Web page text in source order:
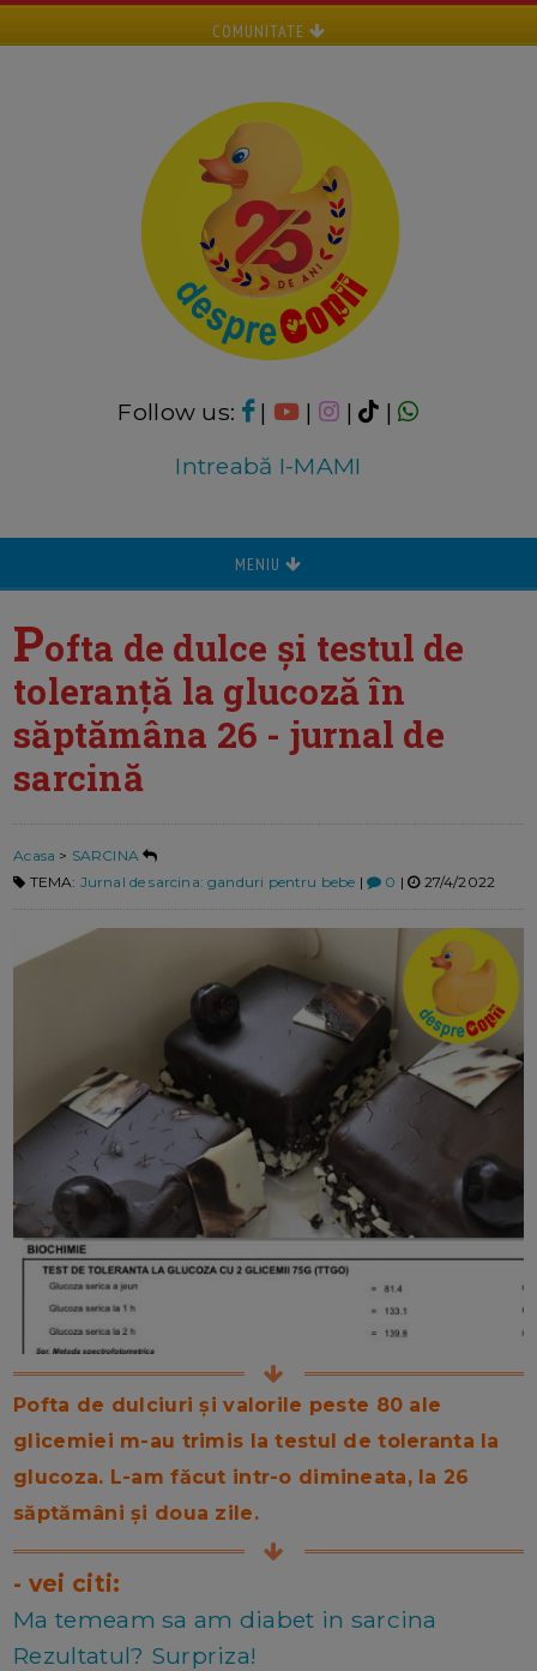
COMUNITATE
Follow us: | | |
|
Intreabă I-MAMI
MENIU
Pofta de dulce și testul de
toleranță la glucoză în
săptămâna 26 - jurnal de
sarcină
Acasa > SARCINA
TEMA: Jurnal de sarcina: ganduri pentru bebe | 0 | 27/4/2022
Pofta de dulciuri și valorile peste 80 ale
glicemiei m-au trimis la testul de toleranta la
glucoza. L-am făcut intr-o dimineata, la 26
săptămâni și doua zile.
- vei citi:
Ma temeam sa am diabet in sarcina
Rezultatul? Surpriza!